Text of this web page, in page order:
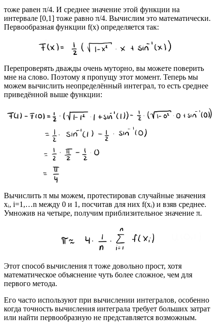
тоже равен π/4. И среднее значение этой функции на
интервале [0,1] тоже равно π/4. Вычислим это математически.
Первообразная функции f(x) определяется так:
Перепроверять дважды очень муторно, вы можете поверить
мне на слово. Поэтому я пропущу этот момент. Теперь мы
можем вычислить неопределённый интеграл, то есть среднее
приведённой выше функции:
Вычислить π мы можем, протестировав случайные значения
xᵢ, i=1,…n между 0 и 1, посчитав для них f(xᵢ) и взяв среднее.
Умножив на четыре, получим приблизительное значение π.
Этот способ вычисления π тоже довольно прост, хотя
математическое объяснение чуть более сложное, чем для
первого метода.
Его часто используют при вычислении интегралов, особенно
когда точность вычисления интеграла требует больших затрат
или найти первообразную не представляется возможным.